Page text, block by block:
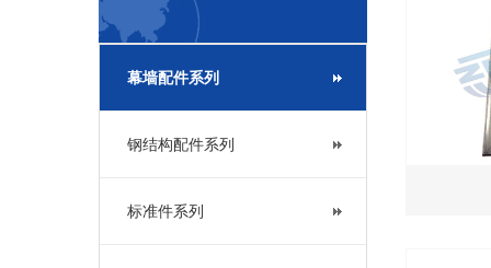
幕墙配件系列
钢结构配件系列
标准件系列